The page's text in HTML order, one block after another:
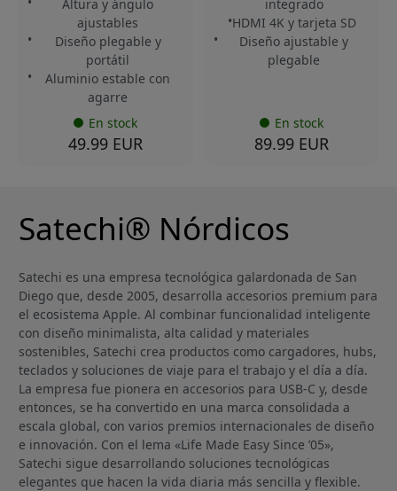
Altura y ángulo
ajustables
Diseño plegable y
portátil
Aluminio estable con
agarre
En stock
49.99 EUR
integrado
HDMI 4K y tarjeta SD
Diseño ajustable y
plegable
En stock
89.99 EUR
Satechi® Nórdicos
Satechi es una empresa tecnológica galardonada de San
Diego que, desde 2005, desarrolla accesorios premium para
el ecosistema Apple. Al combinar funcionalidad inteligente
con diseño minimalista, alta calidad y materiales
sostenibles, Satechi crea productos como cargadores, hubs,
teclados y soluciones de viaje para el trabajo y el día a día.
La empresa fue pionera en accesorios para USB-C y, desde
entonces, se ha convertido en una marca consolidada a
escala global, con varios premios internacionales de diseño
e innovación. Con el lema «Life Made Easy Since ’05»,
Satechi sigue desarrollando soluciones tecnológicas
elegantes que hacen la vida diaria más sencilla y flexible.